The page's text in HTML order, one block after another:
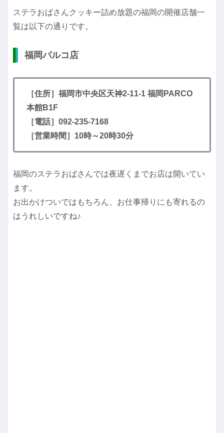
ステラおばさんクッキー詰め放題の福岡の開催店舗一
覧は以下の通りです。
福岡パルコ店
［住所］福岡市中央区天神2-11-1 福岡PARCO
本館B1F
［電話］092-235-7168
［営業時間］10時～20時30分
福岡のステラおばさんでは夜遅くまでお店は開いてい
ます。
お出かけついではもちろん、お仕事帰りにも寄れるの
はうれしいですね♪